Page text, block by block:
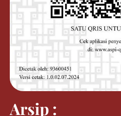
Arsip :